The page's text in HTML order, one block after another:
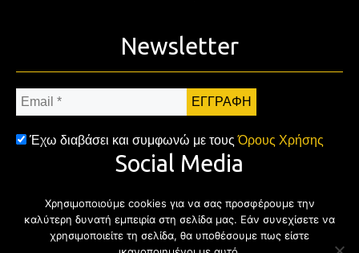
Newsletter
Email
*
Έχω διαβάσει και συμφωνώ με τουςΌρους Χρήσης
Social Media
FacebookTwitter Instagram
Χρησιμοποιούμε cookies για να σας προσφέρουμε την
καλύτερη δυνατή εμπειρία στη σελίδα μας. Εάν συνεχίσετε να
χρησιμοποιείτε τη σελίδα, θα υποθέσουμε πως είστε